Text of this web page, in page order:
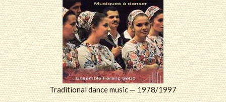
Traditional dance music — 1978/1997